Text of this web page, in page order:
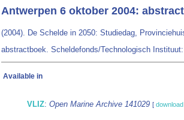
Antwerpen 6 oktober 2004:
(2004). De Schelde in 2050: Studiedag,
abstractboek. Scheldefonds/Technologisch
Available in
VLIZ: Open Marine Archive 141029 [